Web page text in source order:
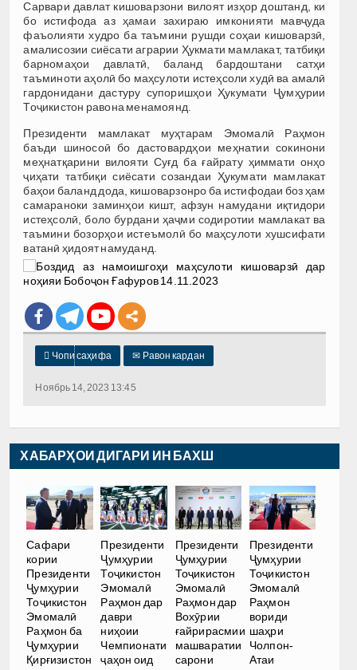
Сарвари давлат кишоварзони вилоят изҳор доштанд, ки
бо истифода аз ҳамаи захираю имконияти мавҷуда
фаъолияти худро ба таъмини рушди соҳаи кишоварзӣ,
амалисозии сиёсати аграрии Ҳукмати мамлакат, татбиқи
барномаҳои давлатӣ, баланд бардоштани сатҳи
таъминоти аҳолӣ бо маҳсулоти истеҳсоли худӣ ва амалӣ
гардонидани дастуру супоришҳои Ҳукумати Ҷумҳурии
Тоҷикистон равона менамоянд.
Президенти мамлакат муҳтарам Эмомалӣ Раҳмон
баъди шиносоӣ бо дастовардҳои меҳнатии сокинони
меҳнатқарини вилояти Суғд ба ғайрату ҳиммати онҳо
ҷиҳати татбиқи сиёсати созандаи Ҳукумати мамлакат
баҳои баланд дода, кишоварзонро ба истифодаи боз ҳам
самараноки заминҳои кишт, афзун намудани иқтидори
истеҳсолӣ, боло бурдани ҳаҷми содиротии мамлакат ва
таъмини бозорҳои истеъмолӣ бо маҳсулоти хушсифати
ватанӣ ҳидоят намуданд.
 Чопи саҳифа ✉ Равон кардан
Ноябрь 14, 2023 13:45
ХАБАРҲОИ ДИГАРИ ИН БАХШ
Сафари
кории
Президенти
Ҷумҳурии
Тоҷикистон
Эмомалӣ
Раҳмон ба
Ҷумҳурии
Қирғизистон
Президенти
Ҷумҳурии
Тоҷикистон
Эмомалӣ
Раҳмон дар
даври
ниҳоии
Чемпионати
ҷаҳон оид
Президенти
Ҷумҳурии
Тоҷикистон
Эмомалӣ
Раҳмон дар
Вохӯрии
ғайрирасмии
машваратии
сарони
Президенти
Ҷумҳурии
Тоҷикистон
Эмомалӣ
Раҳмон
вориди
шаҳри
Чолпон-
Атаи